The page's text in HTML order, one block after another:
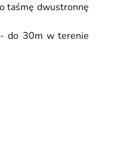
taśmę dwustronnę
- do 30m w terenie